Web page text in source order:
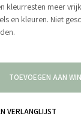
kleurresten meer
en kleuren. Niet
TOEVOEGEN AAN
VERLANGLIJST